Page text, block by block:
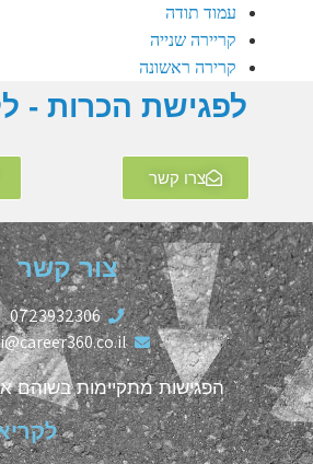
עמוד תודה
קריירה שנייה
קרירה ראשונה
לפגישת הכרות -
צרו קשר
צור קשר
0723932306
הפגישות מתקיימות בשוהם